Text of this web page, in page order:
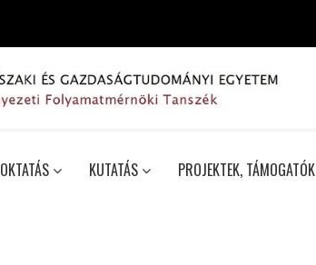
OKTATÁS KUTATÁS PROJEKTEK, TÁMOGATÓK